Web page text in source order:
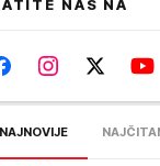
NAS NA
NAJNOVIJE